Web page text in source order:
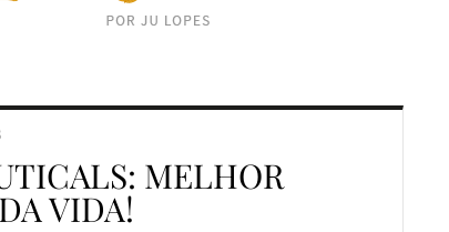
MELHOR
VIDA!